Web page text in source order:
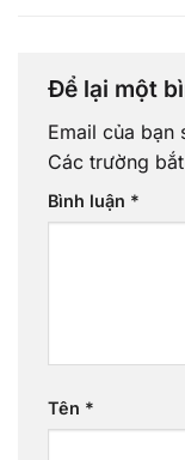
Để lại một
Email của bạn
Các trường
Bình luận *
Tên *